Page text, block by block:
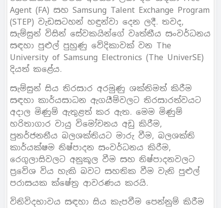
Agent (FA) සහ Samsung Talent Exchange Program
(STEP) වැඩසටහන් හඳුන්වා දෙන ලදී. තවද,
සැම්සුන් විසින් සේවකයින්ගේ වෘත්තීය සංවර්ධනය
සඳහා පුළුල් පුහුණු වේදිකාවක් වන The
University of Samsung Electronics (The UniverSE)
දියත් කළේය.
සැම්සුන් සිය තිරසාර අරමුණු ශක්තිමත් කිරීම
සඳහා කාර්යසාධන ඇගයීම්වලට තිරසාරත්වයට
අදාල මිණුම් ඇතුළත් කර ඇත. මෙම මිණුම්
හරිතාගාර වායු විමෝචනය අඩු කිරීම,
පුනර්ජනනීය බලශක්තියට මාරු වීම, බලශක්ති
කාර්යක්ෂම නිෂ්පාදන සංවර්ධනය කිරීම,
රෙගුලාසිවලට අනුකූල වීම සහ නිෂ්පාදනවලට
ප‍්‍රවේශ විය හැකි බවට සහතික වීම වැනි පුළුල්
පරාසයක ක්ෂේත‍්‍ර ආවරණය කරයි.
විනිවිදභාවය සඳහා සිය කැපවීම පෙන්නුම් කිරීම